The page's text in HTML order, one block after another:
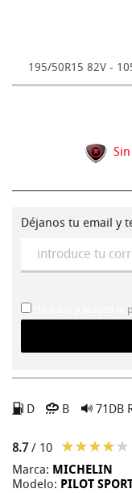
195/50R15 82V -
Déjanos tu email y
D B 71DB
8.7/ 10
Marca: MICHELIN
Modelo: PILOT